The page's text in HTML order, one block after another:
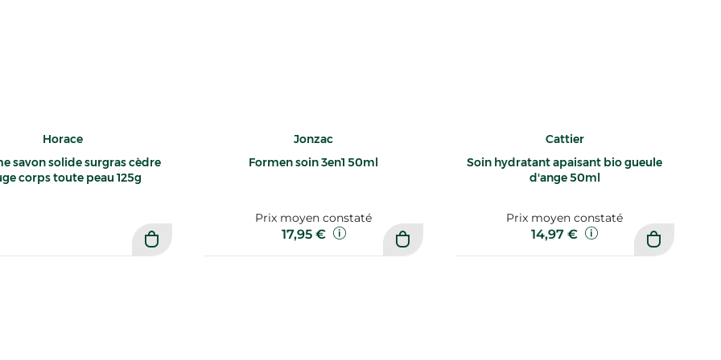
Horace
savon solide surgras cèdre
corps toute peau 125g
Jonzac
Formen soin 3en1 50ml
Prix moyen constaté
17,95 €
Cattier
Soin hydratant apaisant bio gueule
d'ange 50ml
Prix moyen constaté
14,97 €